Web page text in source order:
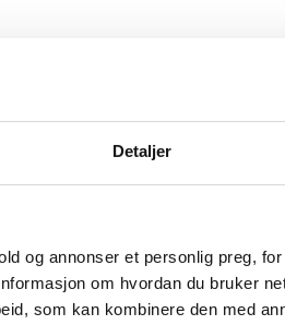
Detaljer
og annonser et personlig preg,
om hvordan du bruker
som kan kombinere den med
mustard seeds
celery, egg, milk, mustard, sulphites
CHEESE MOUSSE
Gooseberry – olive oil – almond crunch
may occur according to availability of local